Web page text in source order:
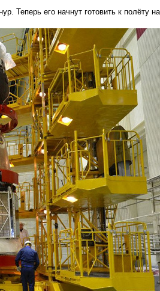
Теперь его начнут готовить к полёту